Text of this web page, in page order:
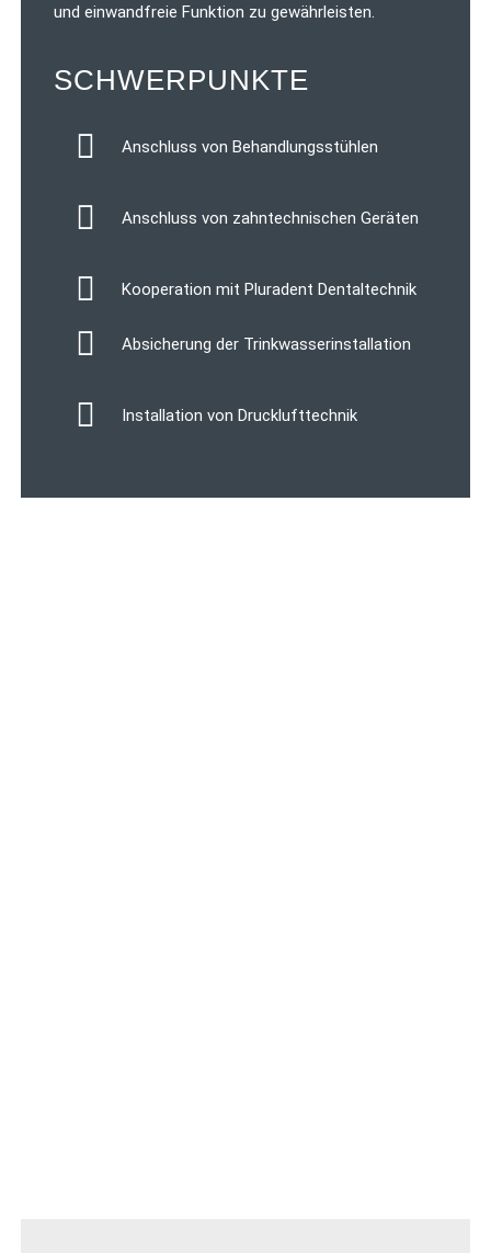
und einwandfreie Funktion zu gewährleisten.
SCHWERPUNKTE
Anschluss von Behandlungsstühlen
Anschluss von zahntechnischen Geräten
Kooperation mit Pluradent Dentaltechnik
Absicherung der Trinkwasserinstallation
Installation von Drucklufttechnik